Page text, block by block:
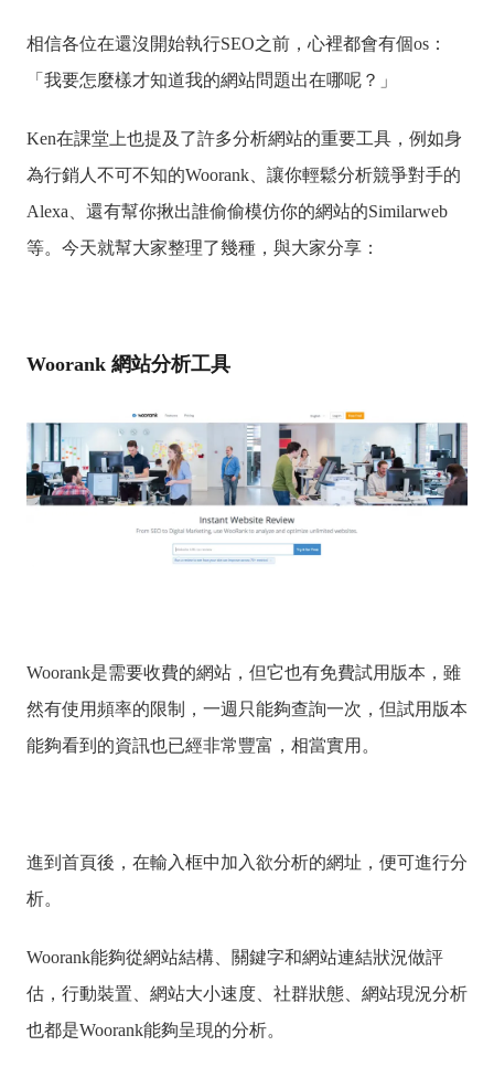
相信各位在還沒開始執行SEO之前，心裡都會有個os：
「我要怎麼樣才知道我的網站問題出在哪呢？」
Ken在課堂上也提及了許多分析網站的重要工具，例如身
為行銷人不可不知的Woorank、讓你輕鬆分析競爭對手的
Alexa、還有幫你揪出誰偷偷模仿你的網站的Similarweb
等。今天就幫大家整理了幾種，與大家分享：
Woorank 網站分析工具
Woorank是需要收費的網站，但它也有免費試用版本，雖
然有使用頻率的限制，一週只能夠查詢一次，但試用版本
能夠看到的資訊也已經非常豐富，相當實用。
進到首頁後，在輸入框中加入欲分析的網址，便可進行分
析。
Woorank能夠從網站結構、關鍵字和網站連結狀況做評
估，行動裝置、網站大小速度、社群狀態、網站現況分析
也都是Woorank能夠呈現的分析。